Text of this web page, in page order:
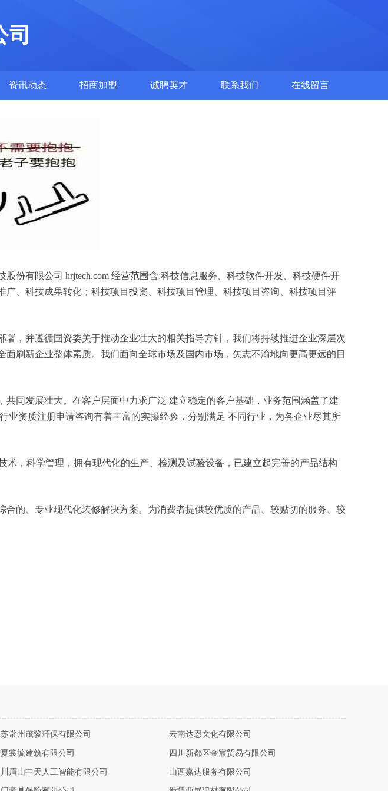
资讯动态 招商加盟 诚聘英才 联系我们 在线留言
份有限公司 hrjtech.com 经营范围含:科技信息服务、科技软件开发、科技硬件开
、科技成果转化；科技项目投资、科技项目管理、科技项目咨询、科技项目评
，并遵循国资委关于推动企业壮大的相关指导方针，我们将持续推进企业深层次
刷新企业整体素质。我们面向全球市场及国内市场，矢志不渝地向更高更远的目
同发展壮大。在客户层面中力求广泛 建立稳定的客户基础，业务范围涵盖了建
资质注册申请咨询有着丰富的实操经验，分别满足 不同行业，为各企业尽其所
，科学管理，拥有现代化的生产、检测及试验设备，已建立起完善的产品结构
的、专业现代化装修解决方案。为消费者提供较优质的产品、较贴切的服务、较
常州茂骏环保有限公司 云南达恩文化有限公司
裳毓建筑有限公司 四川新都区金宸贸易有限公司
川眉山中天人工智能有限公司 山西嘉达服务有限公司